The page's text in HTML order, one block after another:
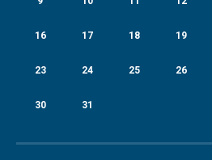
16 17 18 19
23 24 25 26
30 31